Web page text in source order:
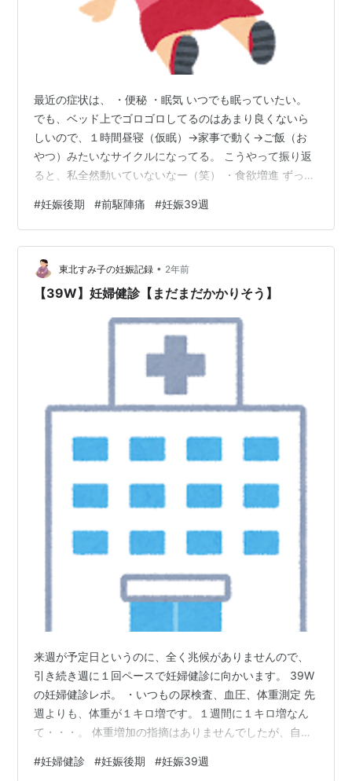
最近の症状は、 ・便秘 ・眠気 いつでも眠っていたい。
でも、ベッド上でゴロゴロしてるのはあまり良くないら
しいので、１時間昼寝（仮眠）→家事で動く→ご飯（お
やつ）みたいなサイクルになってる。 こうやって振り返
ると、私全然動いていないなー（笑） ・食欲増進 ずっと
気には食べられないので、少量をずっと食べていたい感
じ。（太る） ・動悸や息切れしやすい 体重が増えすぎて
＆肺が圧迫されているせいで、少し動いただけですぐ疲
れる。 ・お腹が重い（物理的に） 鏡で見るたびに自分で
びっくりしてる。人間の体の一部がこんなに大きくなる
#妊娠後期 #前駆陣痛 #妊娠39週
東北すみ子の妊娠記録 • 2年前
【39W】妊婦健診【まだまだかかりそう】
来週が予定日というのに、全く兆候がありませんので、
引き続き週に１回ペースで妊婦健診に向かいます。 39W
の妊婦健診レポ。 ・いつもの尿検査、血圧、体重測定 先
週よりも、体重が１キロ増です。１週間に１キロ増なん
て・・・。 体重増加の指摘はありませんでしたが、自分
産師）さんに内診をしてもらいました。 結果、子宮口１
#妊婦健診 #妊娠後期 #妊娠39週